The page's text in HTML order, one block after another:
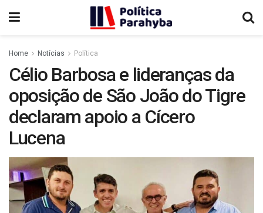
Home Notícias Política
Célio Barbosa e lideranças da
oposição de São João do Tigre
declaram apoio a Cícero
Lucena